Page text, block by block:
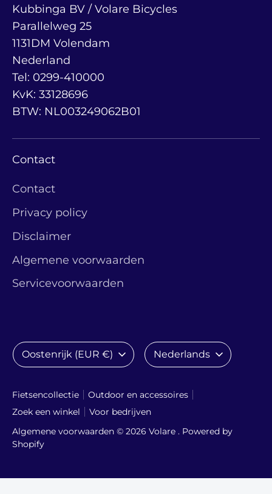
Kubbinga BV / Volare Bicycles
Parallelweg 25
1131DM Volendam
Nederland
Tel: 0299-410000
KvK: 33128696
BTW: NL003249062B01
Contact
Contact
Privacy policy
Disclaimer
Algemene voorwaarden
Servicevoorwaarden
Fietsencollectie
Outdoor en accessoires
Zoek een winkel
Voor bedrijven
Algemene voorwaarden © 2026 Volare . Powered by
Shopify
Valuta
Oostenrijk (EUR €) TaalNederlands